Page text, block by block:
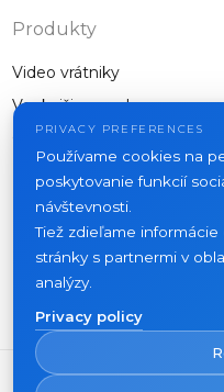
Produkty
Video vrátniky
Vonkajšie panely
Ostatné vybavenie
Kontakty
Kde kúpiť
PRIVACY PREFERENCES
Používame cookies na
poskytovanie funkcií
návštevnosti.
Tiež zdieľame
stránky s partnermi v
analýzy.
Privacy policy